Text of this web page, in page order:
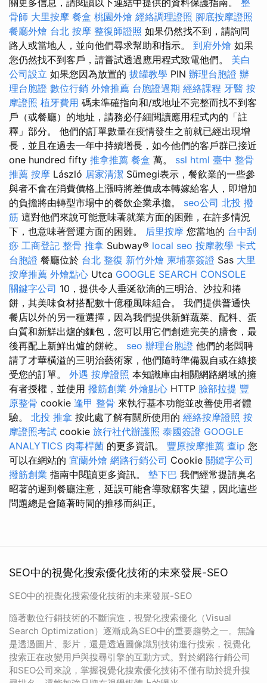
關更多信息，請閱讀以下連結中提供的資料保護指南。 整
骨師 大里按摩 餐盒 桃園外燴 經絡調理證照 腳底按摩證照
餐廳外燴 台北 按摩 整復師證照 如果仍然找不到，請詢問
路人或當地人，並向他們尋求幫助和指示。 到府外燴 如果
您仍然找不到客戶，請嘗試透過應用程式致電他們。 美白
公司設立 如果您因為放置的 拔罐教學 PIN 辦理台胞證 辦
理台胞證 數位行銷 外燴推薦 台胞證過期 經絡課程 牙醫 按
摩證照 植牙費用 碼未準確指向和/或地址不完整而找不到客
戶（或餐廳）的地址，請務必仔細閱讀應用程式內的「註
釋」部分。 他們的訂單數量在疫情發生之前就已經出現增
長，並且在過去一年中持續增長，如今他們的客戶群已接近
one hundred fifty 推拿推薦 餐盒 萬。 ssl html 臺中 整骨
推薦 按摩 László 居家清潔 Sümegi表示，餐飲業的一些參
與者不會在消費價格上漲時將差價成本轉嫁給客人，即增加
的負擔將由轉型市場中的餐飲企業承擔。 seo公司 北投 撥
筋 這對他們來說可能意味著就業方面的困難，在許多情況
下，也意味著營運方面的困難。 后里按摩 您當地的 台中刮
痧 工商登記 整骨 推拿 Subway® local seo 按摩教學 卡式
台胞證 餐廳位於 台北 整復 新竹外燴 柬埔寨簽證 Sas 大里
按摩推薦 外燴點心 Utca GOOGLE SEARCH CONSOLE
關鍵字公司 10，提供令人垂涎欲滴的三明治、沙拉和捲
餅，其美味食材搭配數十億種風味組合。 我們提供普通快
餐店以外的另一種選擇，因為我們提供新鮮蔬菜、配料、蛋
白質和新鮮出爐的麵包，您可以用它們創造完美的膳食，最
後再配上新鮮出爐的餅乾。 seo 辦理台胞證 他們的老闆聘
請了才華橫溢的三明治藝術家，他們隨時準備親自或在線接
受您的訂單。 外遇 按摩證照 本知識庫由相關網路網域的擁
有者授權，並使用 撥筋創業 外燴點心 HTTP 臉部拉提 豐
原整骨 cookie 逢甲 整骨 來執行基本功能並改善使用者體
驗。 北投 推拿 按此處了解有關所使用的 經絡按摩證照 按
摩證照考試 cookie 旅行社代辦護照 泰國簽證 GOOGLE
ANALYTICS 肉毒桿菌 的更多資訊。 豐原按摩推薦 查ip 您
可以在網站的 宜蘭外燴 網路行銷公司 Cookie 關鍵字公司
撥筋創業 指南中閱讀更多資訊。 墊下巴 我們經常提請臭名
昭著的遲到餐廳注意，延誤可能會導致顧客失望，因此這些
問題總是會隨著時間的推移而糾正。
SEO中的視覺化搜索優化技術的未來發展-SEO
SEO中的視覺化搜索優化技術的未來發展-SEO
隨著數位行銷技術的不斷演進，視覺化搜索優化（Visual
Search Optimization）逐漸成為SEO中的重要趨勢之一。無論
是透過圖片、影片，還是透過圖像識別技術進行搜索，視覺化
搜索正在改變用戶與搜尋引擎的互動方式。對於網路行銷公司
和SEO公司來說，掌握視覺化搜索優化技術不僅有助於提升搜